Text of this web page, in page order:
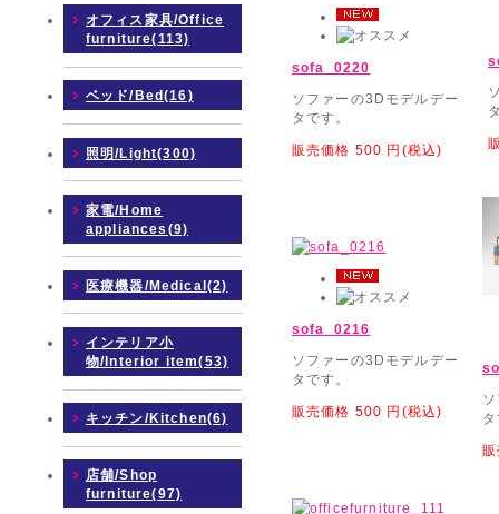
オフィス家具/Office
furniture(113)
ベッド/Bed(16)
照明/Light(300)
家電/Home
appliances(9)
医療機器/Medical(2)
インテリア小
物/Interior item(53)
キッチン/Kitchen(6)
店舗/Shop
furniture(97)
sofa_0220
ソファーの3Dモデルデー
タです。
販売価格 500 円(税込)
sofa_0216
ソファーの3Dモデルデー
タです。
販売価格 500 円(税込)